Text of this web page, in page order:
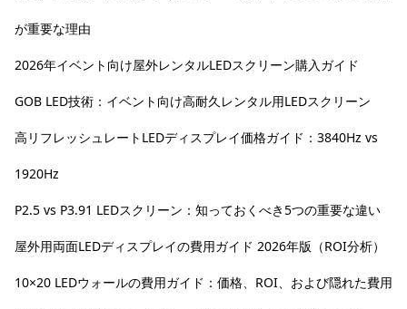
が重要な理由
2026年イベント向け屋外レンタルLEDスクリーン購入ガイド
GOB LED技術：イベント向け高耐久レンタル用LEDスクリーン
高リフレッシュレートLEDディスプレイ価格ガイド：3840Hz vs
1920Hz
P2.5 vs P3.91 LEDスクリーン：知っておくべき5つの重要な違い
屋外用両面LEDディスプレイの費用ガイド 2026年版（ROI分析）
10×20 LEDウォールの費用ガイド：価格、ROI、および隠れた費用